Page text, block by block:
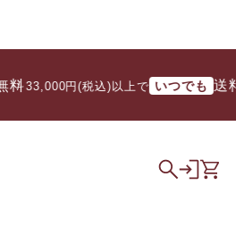
税込)以上で いつでも 送料無料